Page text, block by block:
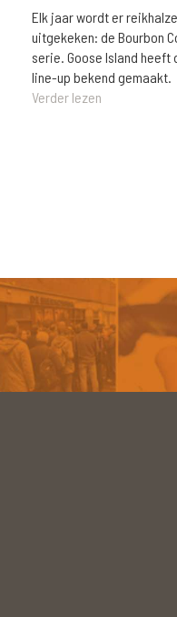
Elk jaar wordt er
uitgekeken: de Bourbon
serie. Goose Island heeft
line-up bekend gemaakt.
Verder lezen